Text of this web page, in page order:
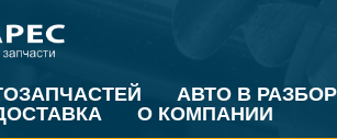
АВТО В РАЗБОР
О КОМПАНИИ